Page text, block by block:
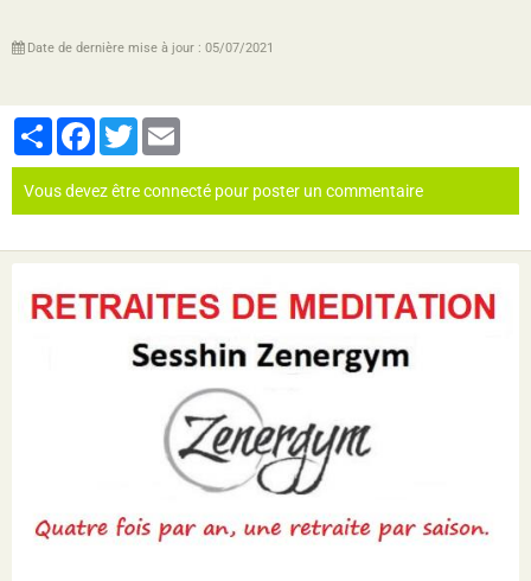
Date de dernière mise à jour : 05/07/2021
PartagerFacebook
Twitter
Vous devez être connecté pour poster un commentaire